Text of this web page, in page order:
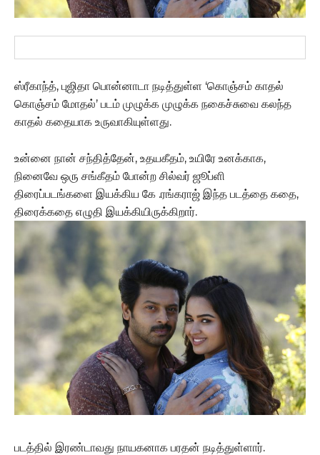
ஸ்ரீகாந்த், புஜிதா பொன்னாடா நடித்துள்ள ‘கொஞ்சம் காதல்
கொஞ்சம் மோதல்’ படம் முழுக்க முழுக்க நகைச்சுவை கலந்த
காதல் கதையாக உருவாகியுள்ளது.
உன்னை நான் சந்தித்தேன், உதயகீதம், உயிரே உனக்காக,
நினைவே ஒரு சங்கீதம் போன்ற சில்வர் ஜூப்ளி
திரைப்படங்களை இயக்கிய கே .ரங்கராஜ் இந்த படத்தை கதை,
திரைக்கதை எழுதி இயக்கியிருக்கிறார்.
படத்தில் இரண்டாவது நாயகனாக பரதன் நடித்துள்ளார்.